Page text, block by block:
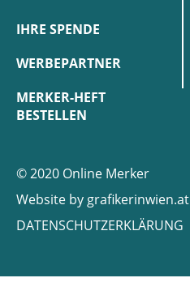
IHRE SPENDE
WERBEPARTNER
MERKER-HEFT
BESTELLEN
© 2020 Online Merker
Website by grafikerinwien.at
DATENSCHUTZERKLÄRUNG